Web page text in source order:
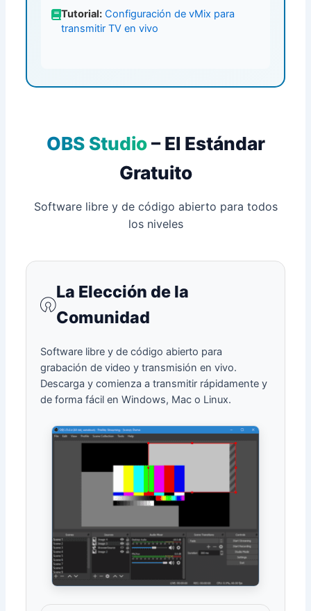
Tutorial: Configuración de vMix para
transmitir TV en vivo
OBS Studio– El Estándar
Gratuito
Software libre y de código abierto para todos
los niveles
La Elección de la
Comunidad
Software libre y de código abierto para
grabación de video y transmisión en vivo.
Descarga y comienza a transmitir rápidamente y
de forma fácil en Windows, Mac o Linux.